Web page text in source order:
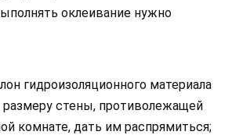
оклеивание нужно
гидроизоляционного материала
размеру стены, противолежащей
комнате, дать им распрямиться;